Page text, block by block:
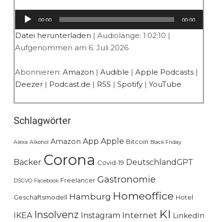
Audio-
Player
00:00 00:00
Datei herunterladen | Audiolänge: 1:02:10 |
Aufgenommen am 6. Juli 2026
Abonnieren: Amazon | Audible | Apple Podcasts|
Deezer| Podcast.de | RSS | Spotify| YouTube
Schlagwörter
Alexa Alkohol Amazon App Apple Bitcoin Black Friday
Bäcker Corona Covid-19 DeutschlandGPT
DSGVO Facebook Freelancer Gastronomie
Geschäftsmodell Hamburg Homeoffice Hotel
IKEA Insolvenz Instagram Internet KI LinkedIn